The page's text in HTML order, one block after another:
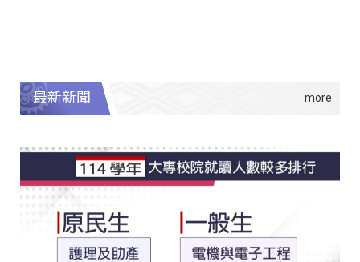
最新新聞